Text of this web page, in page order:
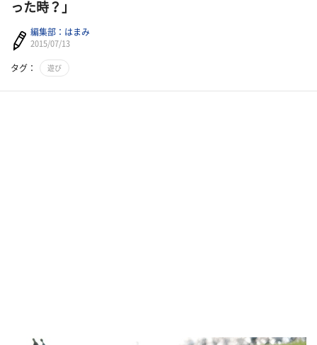
った時？」
編集部：はまみ
2015/07/13
タグ： 遊び